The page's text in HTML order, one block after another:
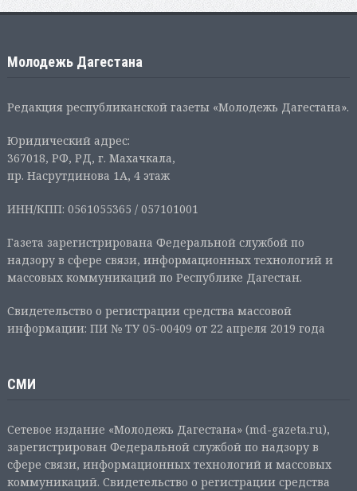
Молодежь Дагестана
Редакция республиканской газеты «Молодежь Дагестана».
Юридический адрес:
367018, РФ, РД, г. Махачкала,
пр. Насрутдинова 1А, 4 этаж
ИНН/КПП: 0561055365 / 057101001
Газета зарегистрирована Федеральной службой по
надзору в сфере связи, информационных технологий и
массовых коммуникаций по Республике Дагестан.
Свидетельство о регистрации средства массовой
информации: ПИ № ТУ 05-00409 от 22 апреля 2019 года
СМИ
Сетевое издание «Молодежь Дагестана» (md-gazeta.ru),
зарегистрирован Федеральной службой по надзору в
сфере связи, информационных технологий и массовых
коммуникаций. Свидетельство о регистрации средства